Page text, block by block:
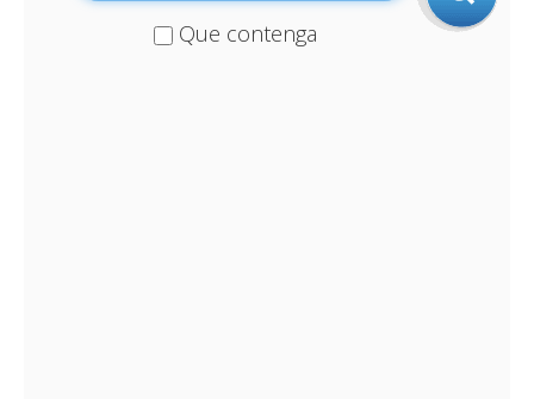
Que contenga